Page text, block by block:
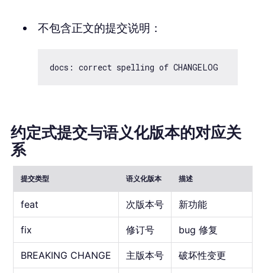
不包含正文的提交说明：
约定式提交与语义化版本的对应关
系
提交类型 语义化版本 描述
feat 次版本号 新功能
fix 修订号 bug 修复
BREAKING CHANGE 主版本号 破坏性变更